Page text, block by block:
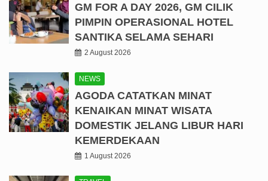
GM FOR A DAY 2026, GM CILIK
PIMPIN OPERASIONAL HOTEL
SANTIKA SELAMA SEHARI
2 August 2026
NEWS
AGODA CATATKAN MINAT
KENAIKAN MINAT WISATA
DOMESTIK JELANG LIBUR HARI
KEMERDEKAAN
1 August 2026